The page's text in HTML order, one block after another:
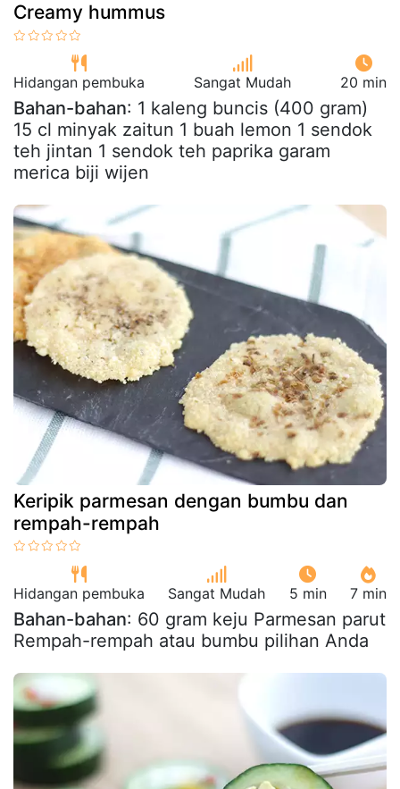
Creamy hummus
Hidangan pembuka Sangat Mudah 20 min
Bahan-bahan: 1 kaleng buncis (400 gram)
15 cl minyak zaitun 1 buah lemon 1 sendok
teh jintan 1 sendok teh paprika garam
merica biji wijen
Keripik parmesan dengan bumbu dan
rempah-rempah
Hidangan pembuka Sangat Mudah 5 min 7 min
Bahan-bahan: 60 gram keju Parmesan parut
Rempah-rempah atau bumbu pilihan Anda